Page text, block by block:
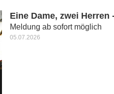
Eine Dame, zwei Herren
Meldung ab sofort möglich
05.07.2026